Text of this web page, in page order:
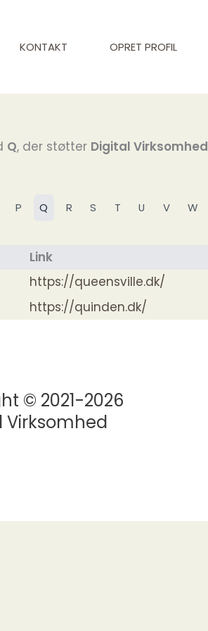
KONTAKT OPRET PROFIL
Q, der støtter Digital Virksomhed
P Q R S T U V W
Link
https://queensville.dk/
https://quinden.dk/
© 2021-2026
Virksomhed